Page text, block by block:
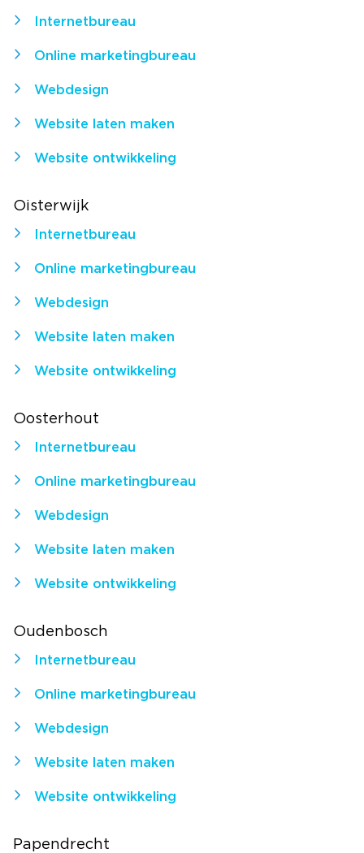
Internetbureau
Online marketingbureau
Webdesign
Website laten maken
Website ontwikkeling
Oisterwijk
Internetbureau
Online marketingbureau
Webdesign
Website laten maken
Website ontwikkeling
Oosterhout
Internetbureau
Online marketingbureau
Webdesign
Website laten maken
Website ontwikkeling
Oudenbosch
Internetbureau
Online marketingbureau
Webdesign
Website laten maken
Website ontwikkeling
Papendrecht